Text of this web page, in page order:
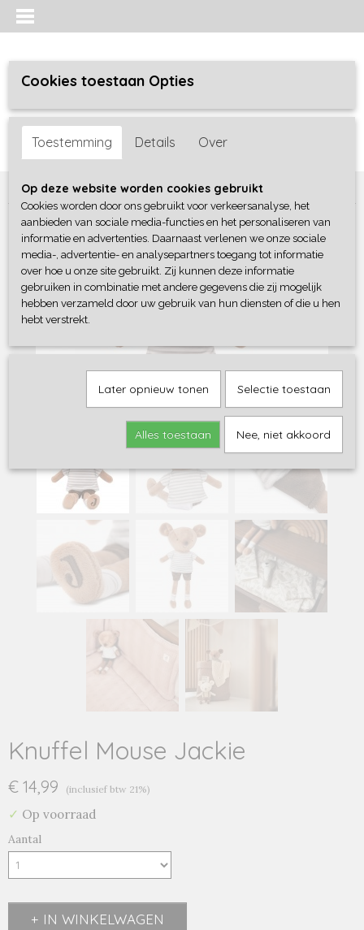
Inloggen Registreren
Home >Baby lifestyle>Knuffels / Poppen>Knuffel Mouse Jackie
Knuffel Mouse Jackie
€ 14,99 (inclusief btw 21%)
✓ Op voorraad
Aantal
IN WINKELWAGEN
Cookies toestaan Opties
Toestemming Details Over
Op deze website worden cookies gebruikt
Cookies worden door ons gebruikt voor verkeersanalyse, het
aanbieden van sociale media-functies en het personaliseren van
informatie en advertenties. Daarnaast verlenen we onze sociale
media-, advertentie- en analysepartners toegang tot informatie
over hoe u onze site gebruikt. Zij kunnen deze informatie
gebruiken in combinatie met andere gegevens die zij mogelijk
hebben verzameld door uw gebruik van hun diensten of die u hen
hebt verstrekt.
Later opnieuw tonen Selectie toestaan
Alles toestaan Nee, niet akkoord